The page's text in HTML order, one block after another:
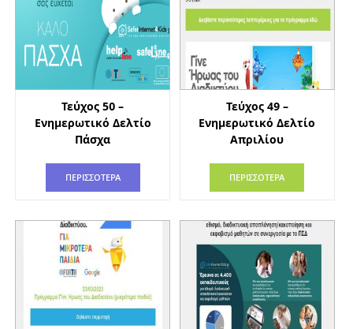
Τεύχος 50 –
Ενημερωτικό Δελτίο
Πάσχα
ΠΕΡΙΣΣΟΤΕΡΑ
Τεύχος 49 –
Ενημερωτικό Δελτίο
Απριλίου
ΠΕΡΙΣΣΟΤΕΡΑ